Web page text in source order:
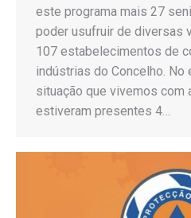
este programa mais 27
poder usufruir de diversas
107 estabelecimentos de
indústrias do Concelho. No
situação que vivemos com
estiveram presentes 4…